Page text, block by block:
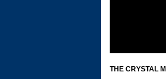
THE CRYSTAL